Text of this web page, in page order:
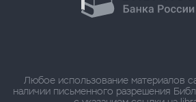
Любое использование материалов
наличии письменного разрешения